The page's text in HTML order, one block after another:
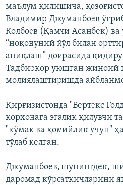
маълум қилишича,
Владимир Джуманбоев
Колбоев (Қамчи Асанбек)
“ноқонуний йўл билан
аниқлаш” доирасида
Тадбиркор уюшган жиноий
молиялаштиришда
Қирғизистонда "Вертекс
корхонага эгалик қилувчи
"кўмак ва ҳомийлик учун"
тўлаб келган.
Джуманбоев, шунингдек,
даромад кўрсаткичларини